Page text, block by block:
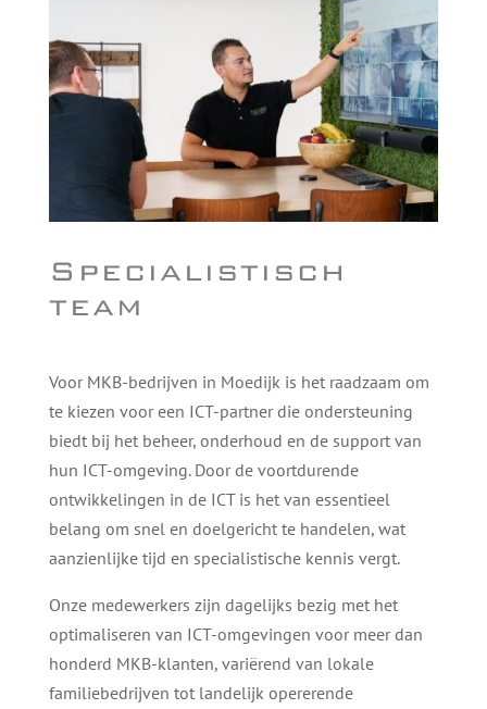
Specialistisch
team
Voor MKB-bedrijven in Moedijk is het raadzaam om
te kiezen voor een ICT-partner die ondersteuning
biedt bij het beheer, onderhoud en de support van
hun ICT-omgeving. Door de voortdurende
ontwikkelingen in de ICT is het van essentieel
belang om snel en doelgericht te handelen, wat
aanzienlijke tijd en specialistische kennis vergt.
Onze medewerkers zijn dagelijks bezig met het
optimaliseren van ICT-omgevingen voor meer dan
honderd MKB-klanten, variërend van lokale
familiebedrijven tot landelijk opererende